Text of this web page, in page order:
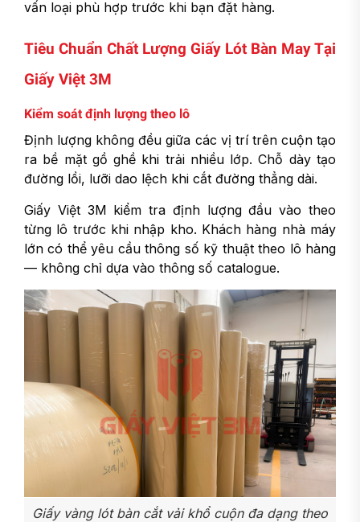
vấn loại phù hợp trước khi bạn đặt hàng.
Tiêu Chuẩn Chất Lượng Giấy Lót Bàn May Tại
Giấy Việt 3M
Kiểm soát định lượng theo lô
Định lượng không đều giữa các vị trí trên cuộn tạo
ra bề mặt gồ ghề khi trải nhiều lớp. Chỗ dày tạo
đường lồi, lưỡi dao lệch khi cắt đường thẳng dài.
Giấy Việt 3M kiểm tra định lượng đầu vào theo
từng lô trước khi nhập kho. Khách hàng nhà máy
lớn có thể yêu cầu thông số kỹ thuật theo lô hàng
— không chỉ dựa vào thông số catalogue.
Giấy vàng lót bàn cắt vải khổ cuộn đa dạng theo